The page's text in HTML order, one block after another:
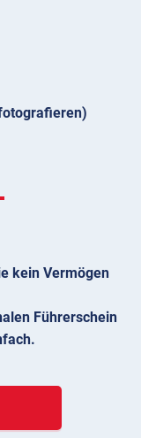
kein Vermögen
Führerschein